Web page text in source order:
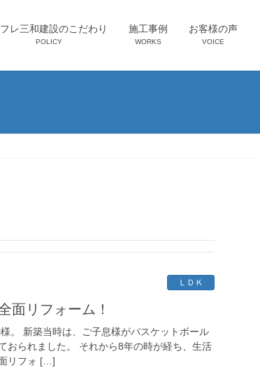
レ三和建設のこだわり
POLICY
施工事例
WORKS
お客様の声
VOICE
ＬＤＫ
面リフォーム！
。 新築当時は、ご子息様がバスケットボール
おられました。 それから8年の時が経ち、生活
リフォ […]